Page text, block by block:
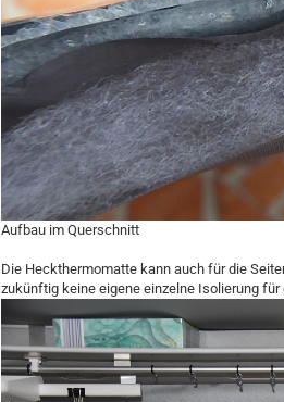
Aufbau im Querschnitt
Die Heckthermomatte kann auch für die
zukünftig keine eigene einzelne Isolierung